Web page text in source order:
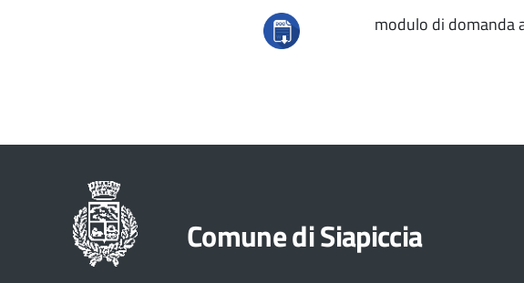
modulo di domanda
Comune di Siapiccia